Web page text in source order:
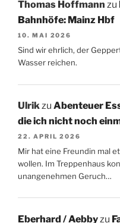
Thomas Hoffmann zu
Bahnhöfe: Mainz Hbf
10. MAI 2026
Sind wir ehrlich, der
Wasser reichen.
Ulrikzu Abenteuer
die ich nicht noch
22. APRIL 2026
Mir hat eine Freundin mal
wollen. Im Treppenhaus
unangenehmen Geruch…
Eberhard / Aebbyzu